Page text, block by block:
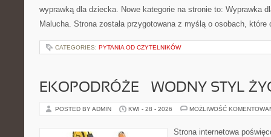
wyprawką dla dziecka. Nowe kategorie na stronie to: Wyprawka
Malucha. Strona została przygotowana z myślą o osobach,
CATEGORIES: PYTANIA OD CZYTELNIKÓW
EKOPODRÓŻE – WODNY STYL
POSTED BY ADMIN KWI - 28 - 2026 MOŻLIWOŚĆ
Strona internetowa